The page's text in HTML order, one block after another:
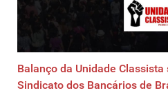
Balanço da Unidade
Sindicato dos Bancários de